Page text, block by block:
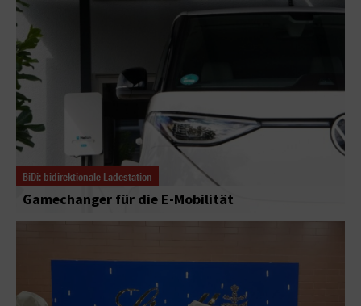
BiDi: bidirektionale Ladestation
Gamechanger für die E-Mobilität